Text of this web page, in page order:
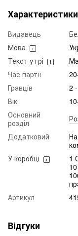
Характеристики
Видавець
Мова
Текст у грі
Час партії
Гравців
2
Вік
Основний
розділ
Додатковий
У коробці
1
Артикул
Відгуки